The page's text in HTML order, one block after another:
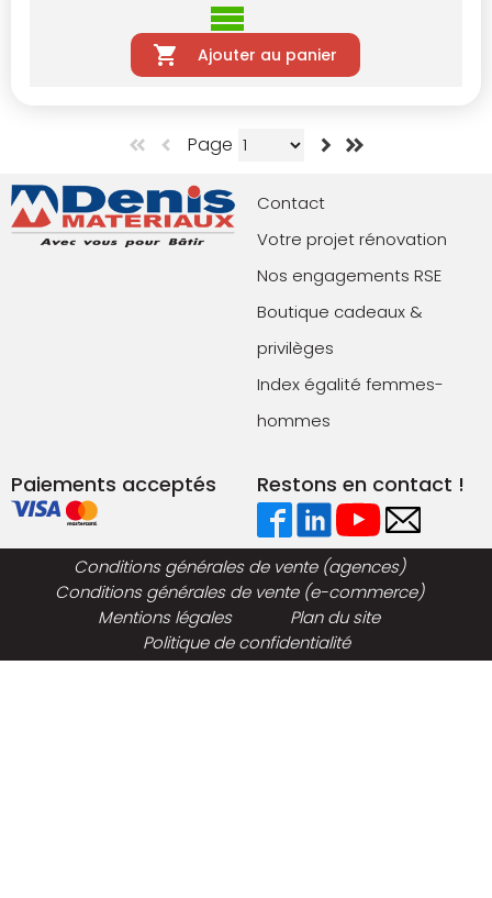
Ajouter au panier
Page
Contact
Votre projet rénovation
Nos engagements RSE
Boutique cadeaux &
privilèges
Index égalité femmes-
hommes
Paiements acceptés Restons en contact !
Conditions générales de vente (agences)
Conditions générales de vente (e-commerce)
Mentions légales
Plan du site
Politique de confidentialité